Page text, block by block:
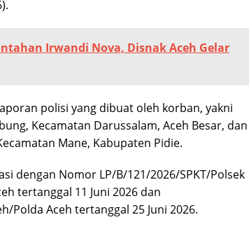
Irwandi Nova, Disnak Aceh Gelar
polisi yang dibuat oleh korban, yakni
Kecamatan Darussalam, Aceh Besar, dan
Mane, Kabupaten Pidie.
dengan Nomor LP/B/121/2026/SPKT/Polsek
tertanggal 11 Juni 2026 dan
Polda Aceh tertanggal 25 Juni 2026.